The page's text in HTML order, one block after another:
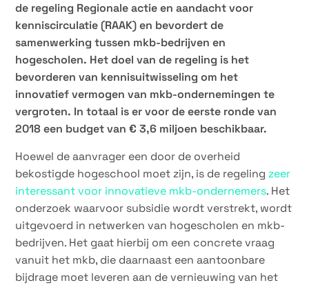
de regeling Regionale actie en aandacht voor
kenniscirculatie (RAAK) en bevordert de
samenwerking tussen mkb-bedrijven en
hogescholen. Het doel van de regeling is het
bevorderen van kennisuitwisseling om het
innovatief vermogen van mkb-ondernemingen te
vergroten. In totaal is er voor de eerste ronde van
2018 een budget van € 3,6 miljoen beschikbaar.
Hoewel de aanvrager een door de overheid
bekostigde hogeschool moet zijn, is de regeling zeer
interessant voor innovatieve mkb-ondernemers. Het
onderzoek waarvoor subsidie wordt verstrekt, wordt
uitgevoerd in netwerken van hogescholen en mkb-
bedrijven. Het gaat hierbij om een concrete vraag
vanuit het mkb, die daarnaast een aantoonbare
bijdrage moet leveren aan de vernieuwing van het